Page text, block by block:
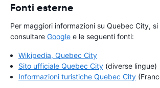
Fonti esterne
Per maggiori informazioni su Quebec City,
consultare Google e le seguenti fonti:
Wikipedia, Quebec City
Sito ufficiale Quebec City (diverse lingue)
Informazioni turistiche Quebec City